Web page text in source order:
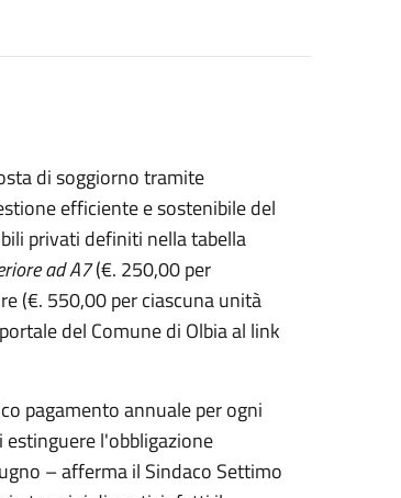
di soggiorno tramite
efficiente e sostenibile del
privati definiti nella tabella
ad A7(€. 250,00 per
(€. 550,00 per ciascuna unità
del Comune di Olbia al link
pagamento annuale per ogni
l'obbligazione
– afferma il Sindaco Settimo